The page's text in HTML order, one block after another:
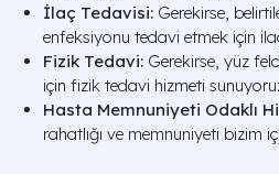
İlaç Tedavisi: Gerekirse,
enfeksiyonu tedavi etmek için
Fizik Tedavi: Gerekirse, yüz
için fizik tedavi hizmeti
Hasta Memnuniyeti Odaklı
rahatlığı ve memnuniyeti bizim